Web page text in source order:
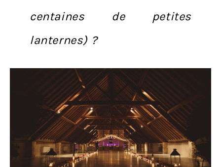
centaines de petites
lanternes) ?